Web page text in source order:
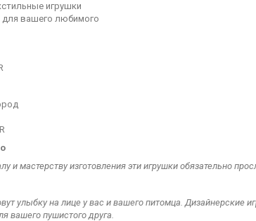
игрушки
для вашего любимого
и мастерству изготовления эти игрушки обязательно
улыбку на лице у вас и вашего питомца. Дизайнерские
вашего пушистого друга.